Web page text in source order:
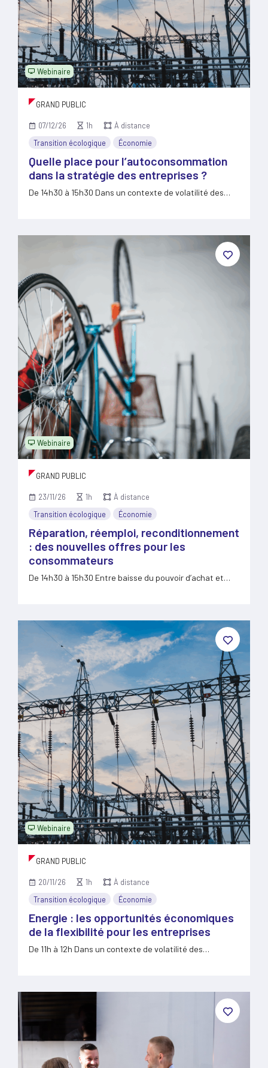
Webinaire
GRAND PUBLIC
07/12/26 1h
À distance
Transition écologique
Économie
Quelle place pour l’autoconsommation
dans la stratégie des entreprises ?
De 14h30 à 15h30 Dans un contexte de volatilité des…
Webinaire
GRAND PUBLIC
23/11/26 1h
À distance
Transition écologique
Économie
Réparation, réemploi, reconditionnement
: des nouvelles offres pour les
consommateurs
De 14h30 à 15h30 Entre baisse du pouvoir d’achat et…
Webinaire
GRAND PUBLIC
20/11/26 1h
À distance
Transition écologique
Économie
Energie : les opportunités économiques
de la flexibilité pour les entreprises
De 11h à 12h Dans un contexte de volatilité des…